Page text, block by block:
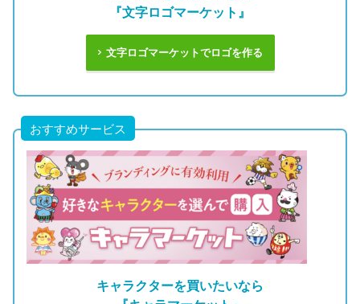
『文字ロゴマーケット』
文字ロゴマーケットでロゴを作る
おすすめサービス
キャラクターを買いたいなら